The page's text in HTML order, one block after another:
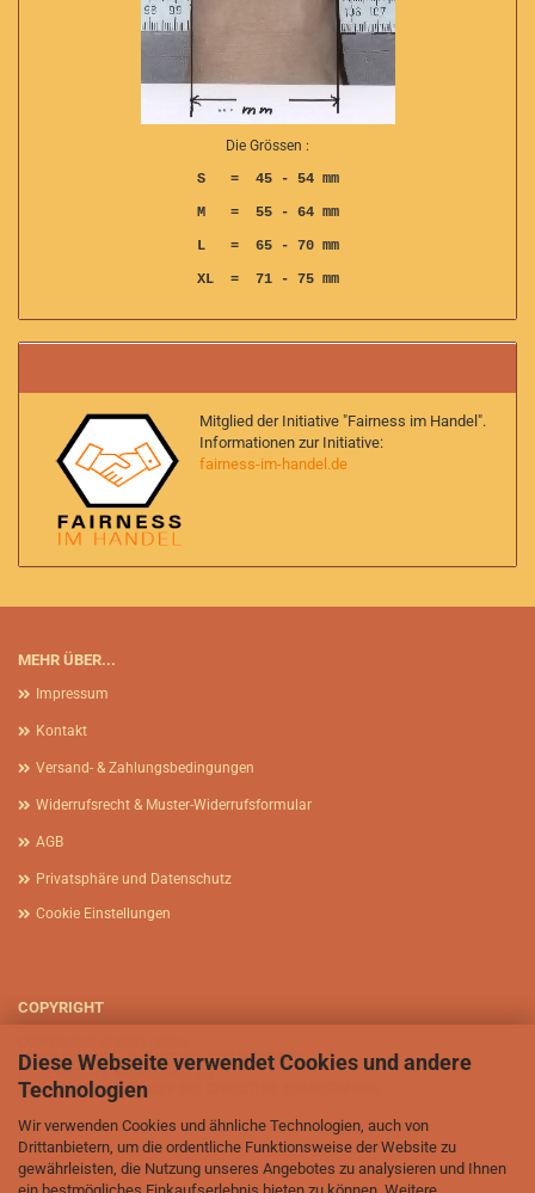
Diese Webseite verwendet Cookies und andere
Technologien
Wir verwenden Cookies und ähnliche Technologien, auch von
Drittanbietern, um die ordentliche Funktionsweise der Website zu
gewährleisten, die Nutzung unseres Angebotes zu analysieren und Ihnen
ein bestmögliches Einkaufserlebnis bieten zu können. Weitere
Die Grössen :
S = 45 - 54 mm
M = 55 - 64 mm
L = 65 - 70 mm
XL = 71 - 75 mm
Mitglied der Initiative "Fairness im Handel".
Informationen zur Initiative:
fairness-im-handel.de
MEHR ÜBER...
Impressum
Kontakt
Versand- & Zahlungsbedingungen
Widerrufsrecht & Muster-Widerrufsformular
AGB
Privatsphäre und Datenschutz
Cookie Einstellungen
COPYRIGHT
AFRIKASIA.DE - CHRISTINE ZIMMERMANN
ALLE RECHTE VORBEHALTEN
BILDRECHTE EXKLUSIV BEI CHRISTINE ZIMMERMANN